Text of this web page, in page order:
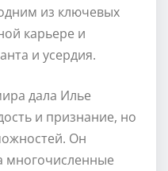
из ключевых
карьере и
и усердия.
дала Илье
и признание, но
Он
многочисленные